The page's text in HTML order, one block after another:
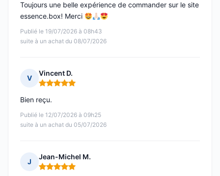
Publié le 19/07/2026 à 08h43
suite à un achat du 08/07/2026
Toujours une belle expérience de commander sur le site
essence.box! Merci
V
Vincent D.
Note : 5 sur 5
Publié le 12/07/2026 à 09h25
suite à un achat du 05/07/2026
Bien reçu.
J
Jean-Michel M.
Note : 5 sur 5